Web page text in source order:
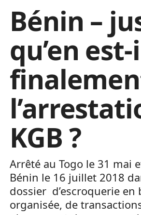
Bénin –
qu’en
KGB ?
Arrêté au Togo le 31 mai
Bénin le 16 juillet 2018
dossier d’escroquerie en
organisée, de